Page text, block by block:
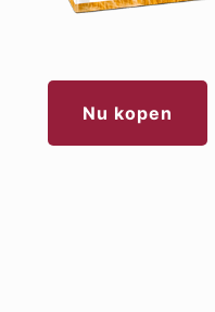
Nu kopen